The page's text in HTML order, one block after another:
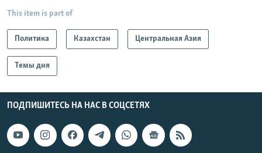
This item is part of
Политика Казахстан Центральная Азия
Темы дня
ПОДПИШИТЕСЬ НА НАС В СОЦСЕТЯХ